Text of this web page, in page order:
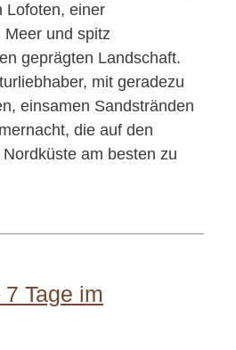
Lofoten, einer
und spitz
geprägten Landschaft.
mit geradezu
einsamen Sandstränden
die auf den
am besten zu
Tage im